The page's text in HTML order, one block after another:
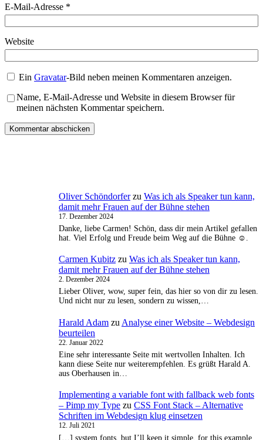
E-Mail-Adresse *
Website
EinGravatar-Bild neben meinen Kommentaren anzeigen.
Name, E-Mail-Adresse und Website in diesem Browser für
meinen nächsten Kommentar speichern.
Oliver Schöndorferzu Was ich als Speaker tun kann,
damit mehr Frauen auf der Bühne stehen
17. Dezember 2024
Danke, liebe Carmen! Schön, dass dir mein Artikel gefallen
hat. Viel Erfolg und Freude beim Weg auf die Bühne ☺️.
Carmen Kubitz zu Was ich als Speaker tun kann,
damit mehr Frauen auf der Bühne stehen
2. Dezember 2024
Lieber Oliver, wow, super fein, das hier so von dir zu lesen.
Und nicht nur zu lesen, sondern zu wissen,…
Harald Adam zu Analyse einer Website – Webdesign
beurteilen
22. Januar 2022
Eine sehr interessante Seite mit wertvollen Inhalten. Ich
kann diese Seite nur weiterempfehlen. Es grüßt Harald A.
aus Oberhausen in…
Implementing a variable font with fallback web fonts
– Pimp my Type zu CSS Font Stack – Alternative
Schriften im Webdesign klug einsetzen
12. Juli 2021
[…] system fonts, but I’ll keep it simple, for this example